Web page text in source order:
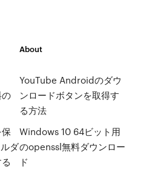
ダ
About
YouTube Androidのダウ
ンロードボタンを取得す
る方法
Windows 10 64ビット用
のopenssl無料ダウンロー
ド